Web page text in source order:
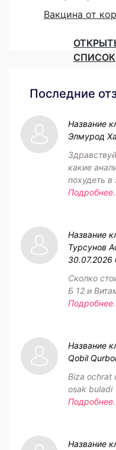
Вакцина от
СПИСОК
Последние
Название
Элмурод
какие
похудеть в
Название
Турсунов
30.07.2026
Сколко
Б 12 и
Название
Qobil
Biza ochrat
osak buladi
Название